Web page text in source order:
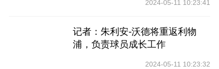
2024-05-11 10:23:41
记者：朱利安-沃德将重返利物
浦，负责球员成长工作
2024-05-11 10:23:32